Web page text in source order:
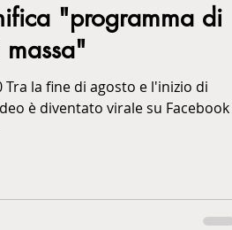
"programma di
la fine di agosto e l'inizio di
è diventato virale su Facebook